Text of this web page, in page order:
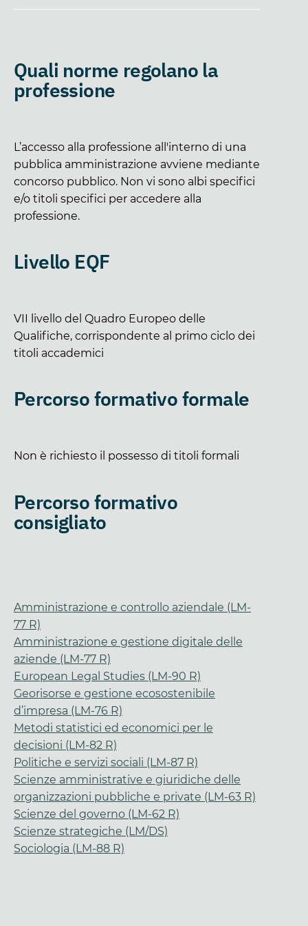
Quali norme regolano la
professione
L’accesso alla professione all'interno di una
pubblica amministrazione avviene mediante
concorso pubblico. Non vi sono albi specifici
e/o titoli specifici per accedere alla
professione.
Livello EQF
VII livello del Quadro Europeo delle
Qualifiche, corrispondente al primo ciclo dei
titoli accademici
Percorso formativo formale
Non è richiesto il possesso di titoli formali
Percorso formativo
consigliato
Amministrazione e controllo aziendale (LM-
77 R)
Amministrazione e gestione digitale delle
aziende (LM-77 R)
European Legal Studies (LM-90 R)
Georisorse e gestione ecosostenibile
d’impresa (LM-76 R)
Metodi statistici ed economici per le
decisioni (LM-82 R)
Politiche e servizi sociali (LM-87 R)
Scienze amministrative e giuridiche delle
organizzazioni pubbliche e private (LM-63 R)
Scienze del governo (LM-62 R)
Scienze strategiche (LM/DS)
Sociologia (LM-88 R)